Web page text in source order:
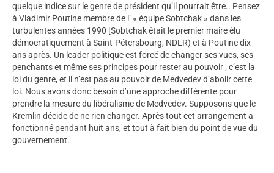
quelque indice sur le genre de président qu’il pourrait être.. Pensez
à Vladimir Poutine membre de l’ « équipe Sobtchak » dans les
turbulentes années 1990 [Sobtchak était le premier maire élu
démocratiquement à Saint-Pétersbourg, NDLR) et à Poutine dix
ans après. Un leader politique est forcé de changer ses vues, ses
penchants et même ses principes pour rester au pouvoir ; c’est la
loi du genre, et il n’est pas au pouvoir de Medvedev d’abolir cette
loi. Nous avons donc besoin d’une approche différente pour
prendre la mesure du libéralisme de Medvedev. Supposons que le
Kremlin décide de ne rien changer. Après tout cet arrangement a
fonctionné pendant huit ans, et tout à fait bien du point de vue du
gouvernement.